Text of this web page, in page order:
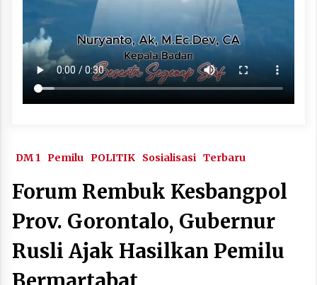
DM 1 Pemilu POLITIK Sosialisasi Terbaru
Forum Rembuk Kesbangpol
Prov. Gorontalo, Gubernur
Rusli Ajak Hasilkan Pemilu